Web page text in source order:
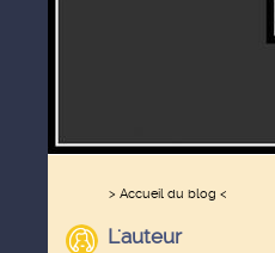
> Accueil du blog <
L'auteur